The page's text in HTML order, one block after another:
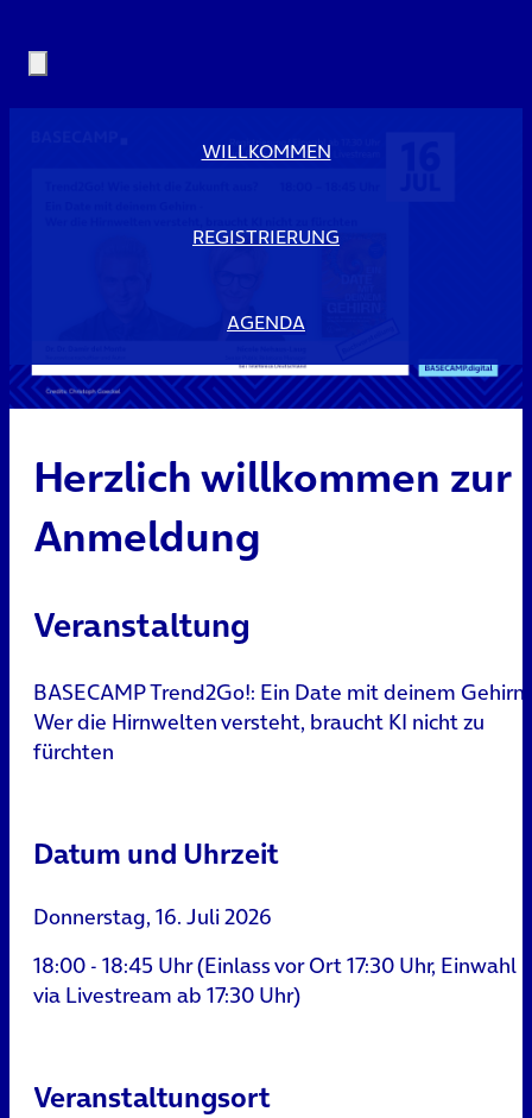
WILLKOMMEN
REGISTRIERUNG
AGENDA
Herzlich willkommen zur
Anmeldung
Veranstaltung
BASECAMP Trend2Go!: Ein Date mit deinem Gehirn
Wer die Hirnwelten versteht, braucht KI nicht zu
fürchten
Datum und Uhrzeit
Donnerstag, 16. Juli 2026
18:00 - 18:45 Uhr (Einlass vor Ort 17:30 Uhr, Einwahl
via Livestream ab 17:30 Uhr)
Veranstaltungsort